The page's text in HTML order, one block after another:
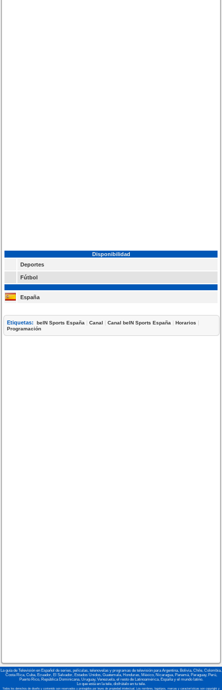
Disponibilidad
Deportes
Fútbol
España
Etiquetas: beIN Sports España |Canal |Canal beIN Sports España |Horarios |
Programación
La guía de Televisión en Español de series, películas, telenovelas y programas de televisión para Argentina, Bolivia, Chile, Colombia,
Costa Rica, Cuba, Ecuador, El Salvador, Estados Unidos, Guatemala, Honduras, México, Nicaragua, Panamá, Paraguay, Perú,
Puerto Rico, República Dominicana, Uruguay, Venezuela, el resto de Latinoamérica, España y el mundo latino.
Lo que está en la tele, disfrútalo en tu tele.